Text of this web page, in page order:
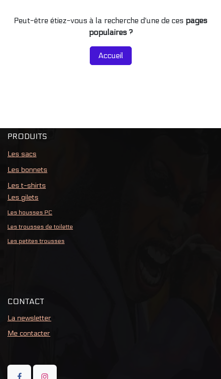
Peut-être étiez-vous à la recherche d'une de ces pages
populaires ?
Accueil
PRODUITS
Les sacs
Les bonnets
Les t-shirts
Les gilets
Les housses PC
Les trousses de toilette
Les petites trousses
CONTACT
La newsletter
Me contacter